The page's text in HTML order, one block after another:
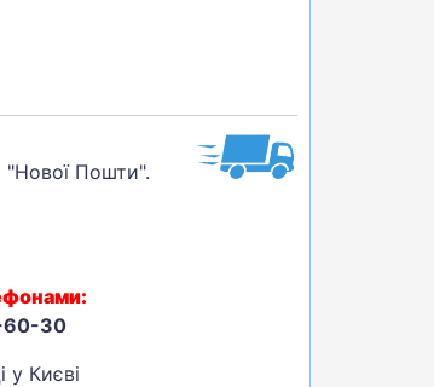
"Нової Пошти".
60-30
у Києві